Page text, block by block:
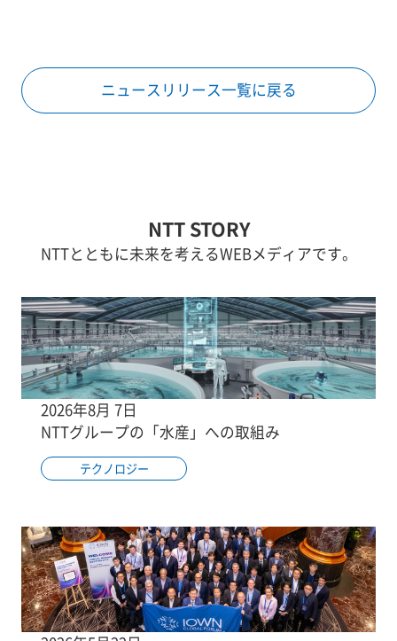
ニュースリリース一覧に戻る
NTT STORY
NTTとともに未来を考えるWEBメディアです。
2026年8月 7日
NTTグループの「水産」への取組み
テクノロジー